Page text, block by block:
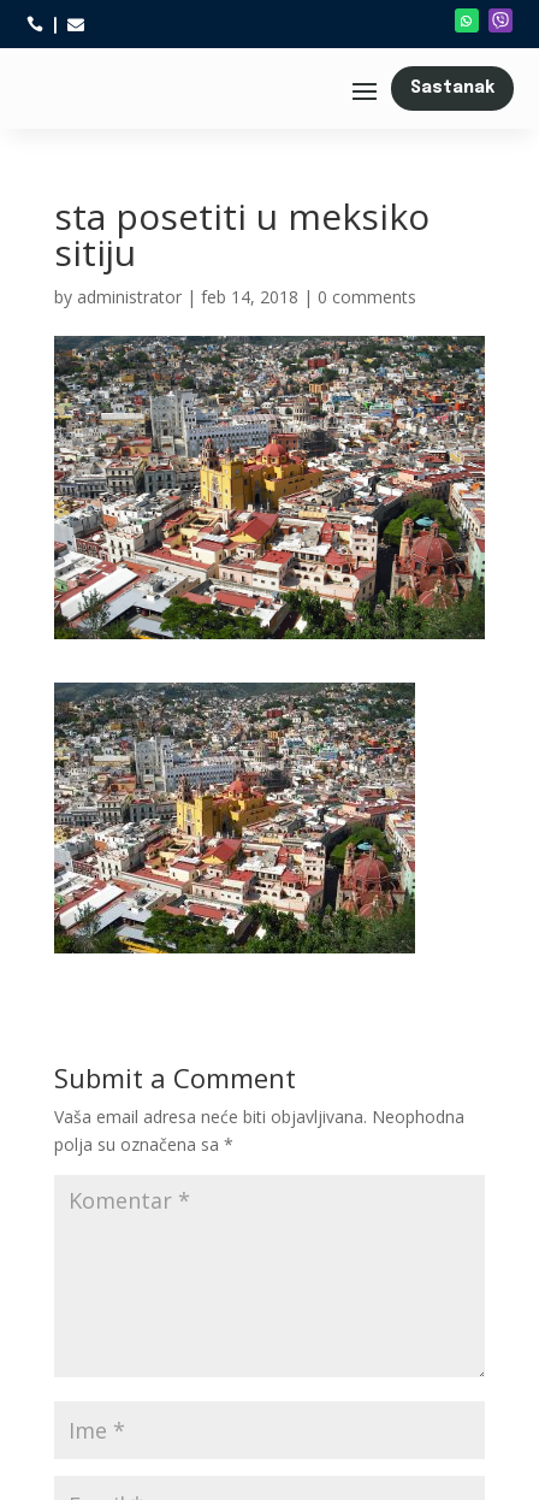
 
Sastanak
sta posetiti u meksiko
sitiju
by administrator| feb 14, 2018 | 0 comments
Submit a Comment
Vaša email adresa neće biti objavljivana. Neophodna
polja su označena sa *